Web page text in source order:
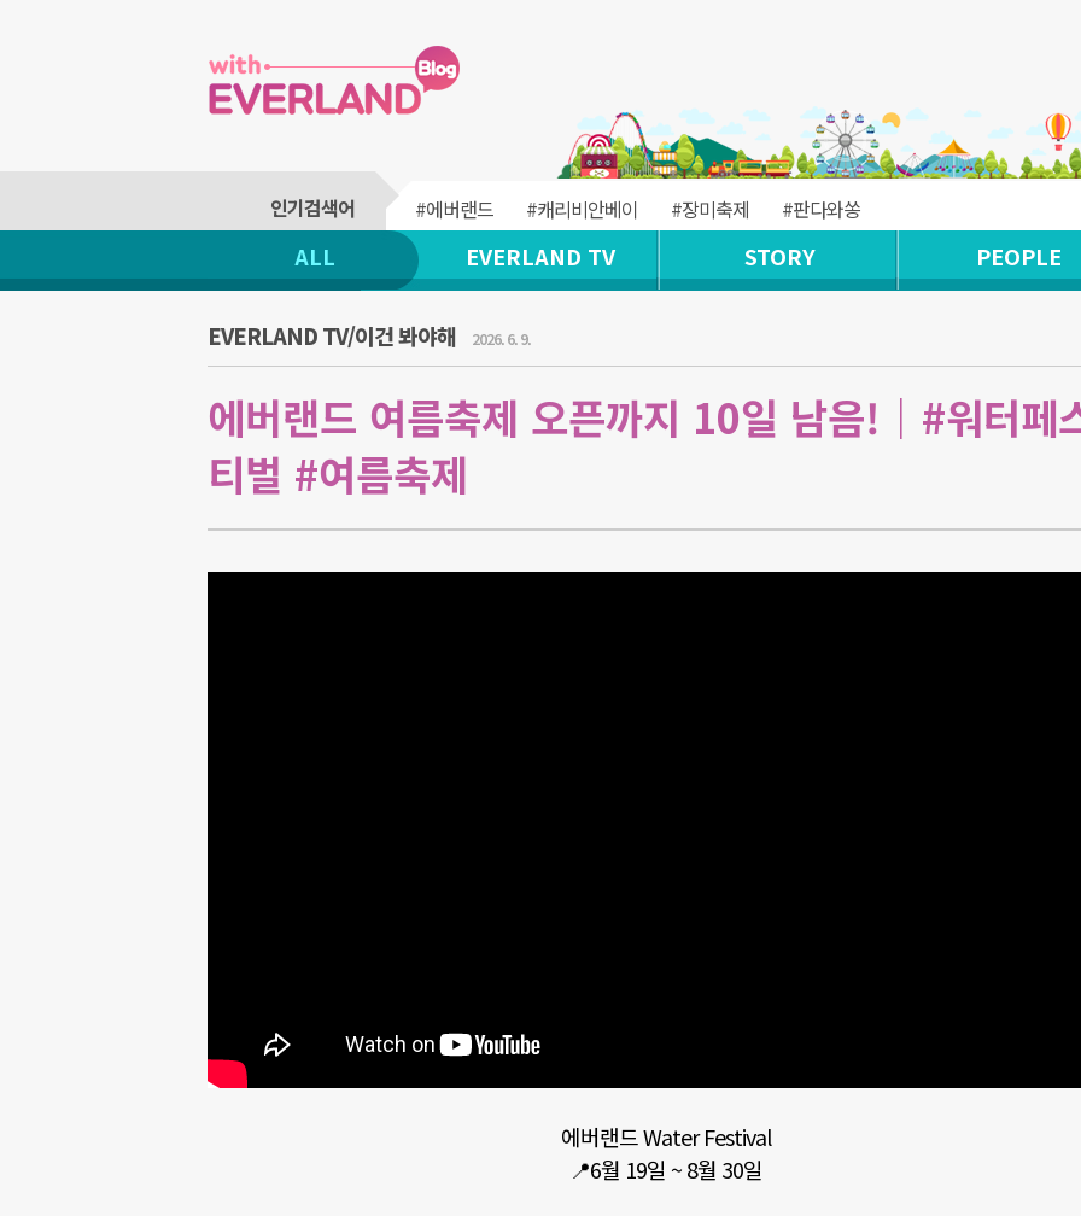
#에버랜드 #캐리비안베이 #장미축제 #판다와쏭
ALL EVERLAND TV STORY PEOPLE
EVERLAND TV/이건 봐야해 2026. 6. 9.
에버랜드 여름축제 오픈까지 10일 남음!｜#워터페
티벌 #여름축제
에버랜드 Water Festival
📍6월 19일 ~ 8월 30일